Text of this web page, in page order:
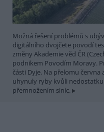
Možná řešení problémů s
digitálního dvojčete povodí
změny Akademie věd ČR
podnikem Povodím Moravy.
části Dyje. Na přelomu
uhynuly ryby kvůli
přemnožením sinic.